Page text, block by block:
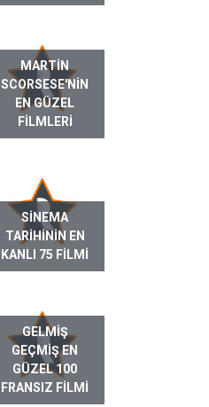
MARTIN
SCORSESE'NIN
EN GÜZEL
FILMLERI
SINEMA
TARIHININ EN
KANLI 75 FILMI
GELMIŞ
GEÇMIŞ EN
GÜZEL 100
FRANSIZ FILMI